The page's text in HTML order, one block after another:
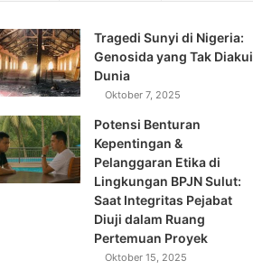
Tragedi Sunyi di Nigeria:
Genosida yang Tak Diakui
Dunia
Oktober 7, 2025
Potensi Benturan
Kepentingan &
Pelanggaran Etika di
Lingkungan BPJN Sulut:
Saat Integritas Pejabat
Diuji dalam Ruang
Pertemuan Proyek
Oktober 15, 2025